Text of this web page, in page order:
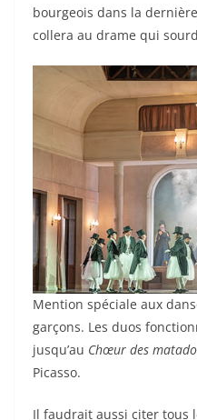
bourgeois dans la
collera au drame qui
Mention spéciale aux
garçons. Les duos
jusqu’au Chœur des
Picasso.
Il faudrait aussi citer tous